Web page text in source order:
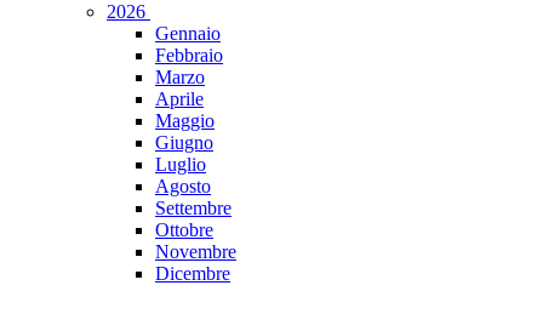
2026
Gennaio
Febbraio
Marzo
Aprile
Maggio
Giugno
Luglio
Agosto
Settembre
Ottobre
Novembre
Dicembre